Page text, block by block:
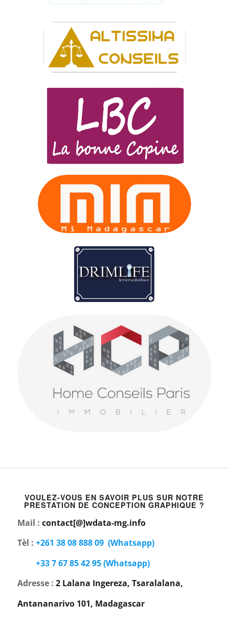
VOULEZ-VOUS EN SAVOIR PLUS SUR NOTRE
PRESTATION DE CONCEPTION GRAPHIQUE ?
Mail : contact[@]wdata-mg.info
Tèl : +261 38 08 888 09 (Whatsapp)
+33 7 67 85 42 95(Whatsapp)
Adresse : 2 Lalana Ingereza, Tsaralalana,
Antananarivo 101, Madagascar